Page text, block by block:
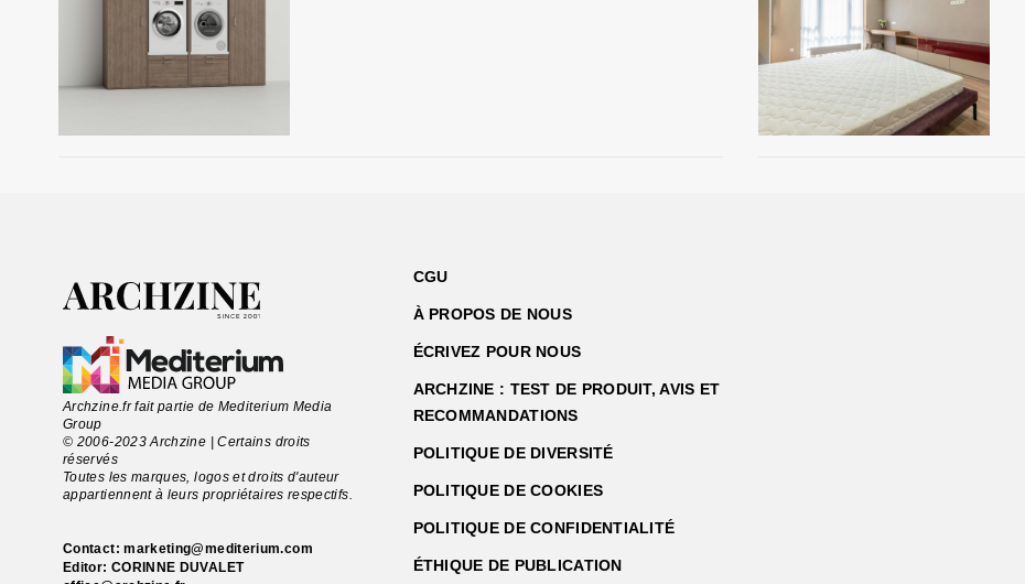
Archzine.fr fait partie de Mediterium Media
Group
© 2006-2023 Archzine | Certains droits
réservés
Toutes les marques, logos et droits d'auteur
appartiennent à leurs propriétaires respectifs.
Contact:marketing@mediterium.com
Editor: CORINNE DUVALET
CGU
À PROPOS DE NOUS
ÉCRIVEZ POUR NOUS
ARCHZINE : TEST DE PRODUIT, AVIS ET
RECOMMANDATIONS
POLITIQUE DE DIVERSITÉ
POLITIQUE DE COOKIES
POLITIQUE DE CONFIDENTIALITÉ
ÉTHIQUE DE PUBLICATION